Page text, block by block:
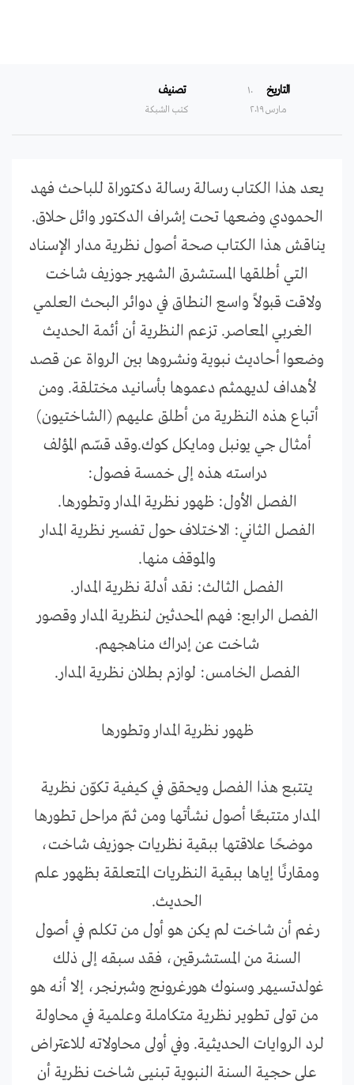
التاريخ
۱۰
مارس ۲۰۱۹
تصنيف
كتب الشبكة
يعد هذا الكتاب رسالة رسالة دكتوراة للباحث فهد
الحمودي وضعها تحت إشراف الدكتور وائل حلاق.
يناقش هذا الكتاب صحة أصول نظرية مدار الإسناد
التي أطلقها المستشرق الشهير جوزيف شاخت
ولاقت قبولاً واسع النطاق في دوائر البحث العلمي
الغربي المعاصر. تزعم النظرية أن أئمة الحديث
وضعوا أحاديث نبوية ونشروها بين الرواة عن قصد
لأهداف لديهمثم دعموها بأسانيد مختلقة. ومن
أتباع هذه النظرية من أطلق عليهم (الشاختيون)
أمثال جي يونبل ومايكل كوك.وقد قسّم المؤلف
دراسته هذه إلى خمسة فصول:
الفصل الأول: ظهور نظرية المدار وتطورها.
الفصل الثاني: الاختلاف حول تفسير نظرية المدار
والموقف منها.
الفصل الثالث: نقد أدلة نظرية المدار.
الفصل الرابع: فهم المحدثين لنظرية المدار وقصور
شاخت عن إدراك مناهجهم.
الفصل الخامس: لوازم بطلان نظرية المدار.
ظهور نظرية المدار وتطورها
يتتبع هذا الفصل ويحقق في كيفية تكوّن نظرية
المدار متتبعًا أصول نشأتها ومن ثمّ مراحل تطورها
موضحًا علاقتها ببقية نظريات جوزيف شاخت،
ومقارنًا إياها ببقية النظريات المتعلقة بظهور علم
الحديث.
رغم أن شاخت لم يكن هو أول من تكلم في أصول
السنة من المستشرقين، فقد سبقه إلى ذلك
غولدتسيهر وسنوك هورغرونج وشبرنجر، إلا أنه هو
من تولى تطوير نظرية متكاملة وعلمية في محاولة
لرد الروايات الحديثية. وفي أولى محاولاته للاعتراض
على حجية السنة النبوية تبنيى شاخت نظرية أن